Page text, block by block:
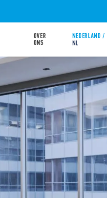
OVER
ONS
NEDERLAND /
NL